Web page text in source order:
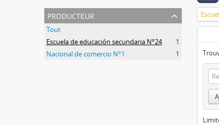
producteur
Tout
Escuela de educación secundaria N°24
1
Nacional de comercio N°1
1